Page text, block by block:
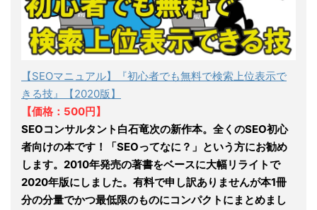
【SEOマニュアル】『初心者でも無料で検索上位表示で
きる技』【2020版】
【価格：500円】
SEOコンサルタント白石竜次の新作本。全くのSEO初心
者向けの本です！「SEOってなに？」という方にお勧め
します。2010年発売の著書をベースに大幅リライトで
2020年版にしました。有料で申し訳ありませんが本1冊
分の分量でかつ最低限のものにコンパクトにまとめまし